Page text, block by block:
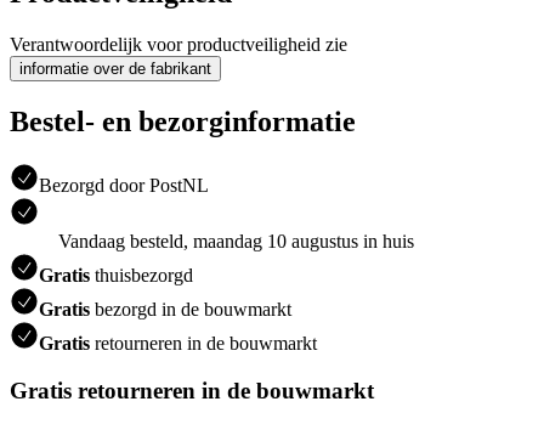
Verantwoordelijk voor productveiligheid zie
informatie over de fabrikant
Bestel- en bezorginformatie
Bezorgd door PostNL
Vandaag besteld, maandag 10 augustus in huis
Gratis thuisbezorgd
Gratis bezorgd in de bouwmarkt
Gratis retourneren in de bouwmarkt
Gratis retourneren in de bouwmarkt